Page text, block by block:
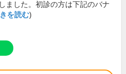
ました。初診の方は下記のバナ
を読む)